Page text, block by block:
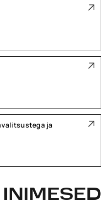
ja
INIMESED